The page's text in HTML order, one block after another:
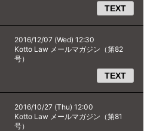
TEXT
2016/12/07 (Wed) 12:30
Kotto Law メールマガジン（第82
号）
TEXT
2016/10/27 (Thu) 12:00
Kotto Law メールマガジン（第81
号）